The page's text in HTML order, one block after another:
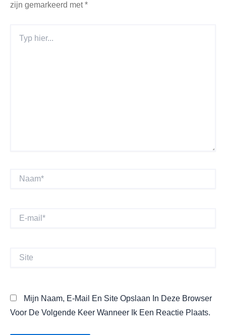
zijn gemarkeerd met*
Hier...
Naam*
Site
Mijn Naam, E-Mail En Site Opslaan In Deze Browser
Voor De Volgende Keer Wanneer Ik Een Reactie Plaats.